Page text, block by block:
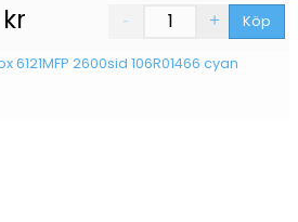
kr Köp
6121MFP 2600sid 106R01466 cyan